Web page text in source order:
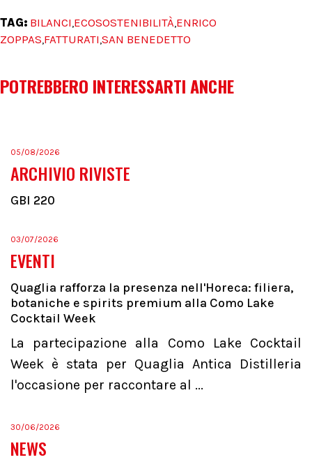
TAG: BILANCI,ECOSOSTENIBILITÀ,ENRICO
ZOPPAS,FATTURATI,SAN BENEDETTO
POTREBBERO INTERESSARTI ANCHE
05/08/2026
ARCHIVIO RIVISTE
GBI 220
03/07/2026
EVENTI
Quaglia rafforza la presenza nell'Horeca: filiera,
botaniche e spirits premium alla Como Lake
Cocktail Week
La partecipazione alla Como Lake Cocktail
Week è stata per Quaglia Antica Distilleria
l'occasione per raccontare al ...
30/06/2026
NEWS